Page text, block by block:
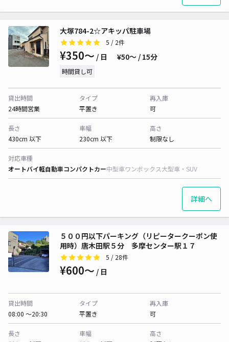
大塚784-2☆アキッパ駐車場
5 / 2件
¥350〜 / 日 ¥50〜 / 15分
時間貸し可
貸出時間
24時間営業
タイプ
平置き
再入庫
可
長さ
430cm 以下
車幅
230cm 以下
高さ
制限なし
対応車種
オートバイ軽自動車コンパクトカー中型車ワンボックス大型車・SUV
詳細へ
５００円以下パーキング（リピータークーポン使
用時）唐木田駅５分 多摩センター駅１７
5 / 28件
¥600〜 / 日
貸出時間
08:00 〜20:30
タイプ
平置き
再入庫
可
長さ
車幅
高さ